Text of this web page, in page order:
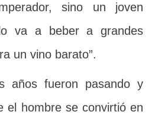
sino un joven
va a beber a grandes
un vino barato”.
años fueron pasando y
el hombre se convirtió en